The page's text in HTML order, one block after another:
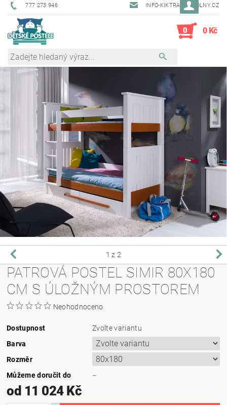
777 273 946 INFO-KIKTRADE@VOLNY.CZ
0 0 Kč
1 z 2
PATROVÁ POSTEL SIMIR 80X180
CM S ÚLOŽNÝM PROSTOREM
Neohodnoceno
Dostupnost
Zvolte variantu
Barva
Rozměr
Můžeme doručit do
–
od 11 024 Kč